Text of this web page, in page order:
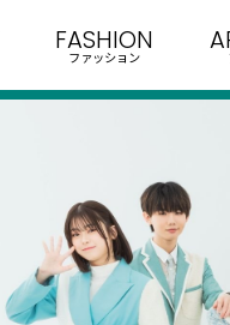
FASHION
ファッション